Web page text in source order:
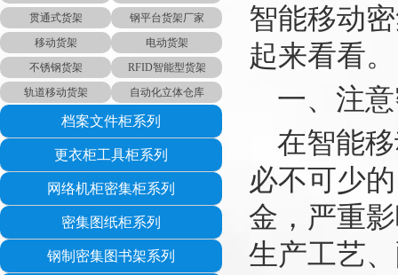
贯通式货架
钢平台货架厂家
移动货架
电动货架
不锈钢货架
RFID智能型货架
轨道移动货架
自动化立体仓库
档案文件柜系列
更衣柜工具柜系列
网络机柜密集柜系列
密集图纸柜系列
钢制密集图书架系列
智能移动
起来看看。
一、注意
在智能移
必不可少
金，严重
生产工艺